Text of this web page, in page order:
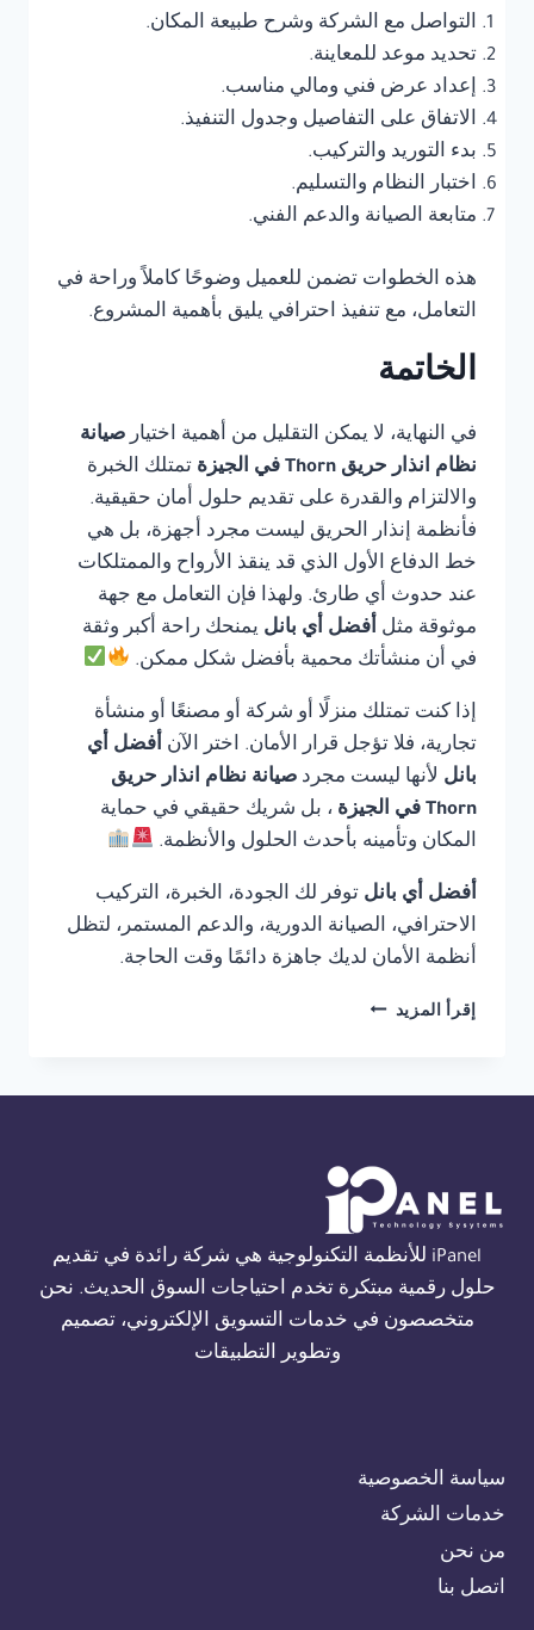
التواصل مع الشركة وشرح طبيعة المكان.
تحديد موعد للمعاينة.
إعداد عرض فني ومالي مناسب.
الاتفاق على التفاصيل وجدول التنفيذ.
بدء التوريد والتركيب.
اختبار النظام والتسليم.
متابعة الصيانة والدعم الفني.
هذه الخطوات تضمن للعميل وضوحًا كاملاً وراحة في
التعامل، مع تنفيذ احترافي يليق بأهمية المشروع.
الخاتمة
في النهاية، لا يمكن التقليل من أهمية اختيار صيانة
نظام انذار حريق Thorn في الجيزة
تمتلك الخبرة
والالتزام والقدرة على تقديم حلول أمان حقيقية.
فأنظمة إنذار الحريق ليست مجرد أجهزة، بل هي
خط الدفاع الأول الذي قد ينقذ الأرواح والممتلكات
عند حدوث أي طارئ. ولهذا فإن التعامل مع جهة
موثوقة مثل أفضل أي بانل يمنحك راحة أكبر وثقة
في أن منشأتك محمية بأفضل شكل ممكن.
إذا كنت تمتلك منزلًا أو شركة أو مصنعًا أو منشأة
تجارية، فلا تؤجل قرار الأمان. اختر الآن أفضل أي
بانل لأنها ليست مجرد صيانة نظام انذار حريق
Thorn في الجيزة
، بل شريك حقيقي في حماية
المكان وتأمينه بأحدث الحلول والأنظمة.
أفضل أي بانل توفر لك الجودة، الخبرة، التركيب
الاحترافي، الصيانة الدورية، والدعم المستمر، لتظل
أنظمة الأمان لديك جاهزة دائمًا وقت الحاجة.
إقرأ المزيد صيانة
01554305486
iPanel للأنظمة التكنولوجية هي شركة رائدة في تقديم
حلول رقمية مبتكرة تخدم احتياجات السوق الحديث. نحن
متخصصون في خدمات التسويق الإلكتروني، تصميم
وتطوير التطبيقات
سياسة الخصوصية
خدمات الشركة
من نحن
اتصل بنا